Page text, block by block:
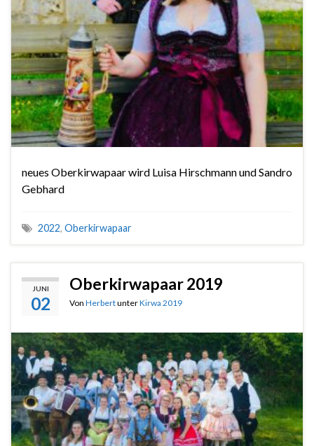
neues Oberkirwapaar wird Luisa Hirschmann und Sandro
Gebhard
2022, Oberkirwapaar
JUNI
02
Oberkirwapaar 2019
Von HerbertunterKirwa 2019